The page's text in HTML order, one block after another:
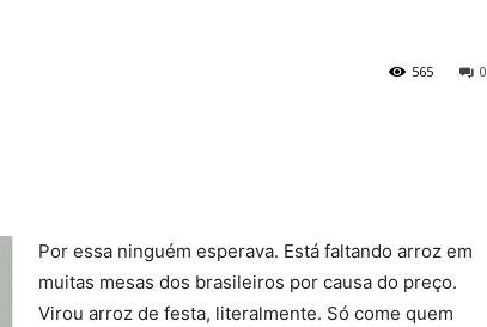
0
565
Por essa ninguém esperava. Está faltando arroz em
muitas mesas dos brasileiros por causa do preço.
Virou arroz de festa, literalmente. Só come quem